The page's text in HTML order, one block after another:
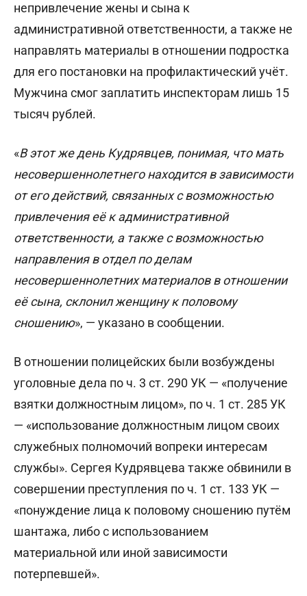
непривлечение жены и сына к
административной ответственности, а также не
направлять материалы в отношении подростка
для его постановки на профилактический учёт.
Мужчина смог заплатить инспекторам лишь 15
тысяч рублей.
«В этот же день Кудрявцев, понимая, что мать
несовершеннолетнего находится в зависимости
от его действий, связанных с возможностью
привлечения её к административной
ответственности, а также с возможностью
направления в отдел по делам
несовершеннолетних материалов в отношении
её сына, склонил женщину к половому
сношению», — указано в сообщении.
В отношении полицейских были возбуждены
уголовные дела по ч. 3 ст. 290 УК — «получение
взятки должностным лицом», по ч. 1 ст. 285 УК
— «использование должностным лицом своих
служебных полномочий вопреки интересам
службы». Сергея Кудрявцева также обвинили в
совершении преступления по ч. 1 ст. 133 УК —
«понуждение лица к половому сношению путём
шантажа, либо с использованием
материальной или иной зависимости
потерпевшей».